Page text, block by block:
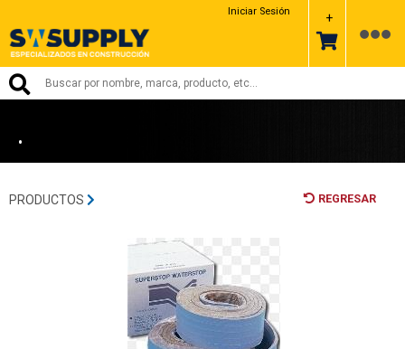
Iniciar Sesión +
•
PRODUCTOS REGRESAR